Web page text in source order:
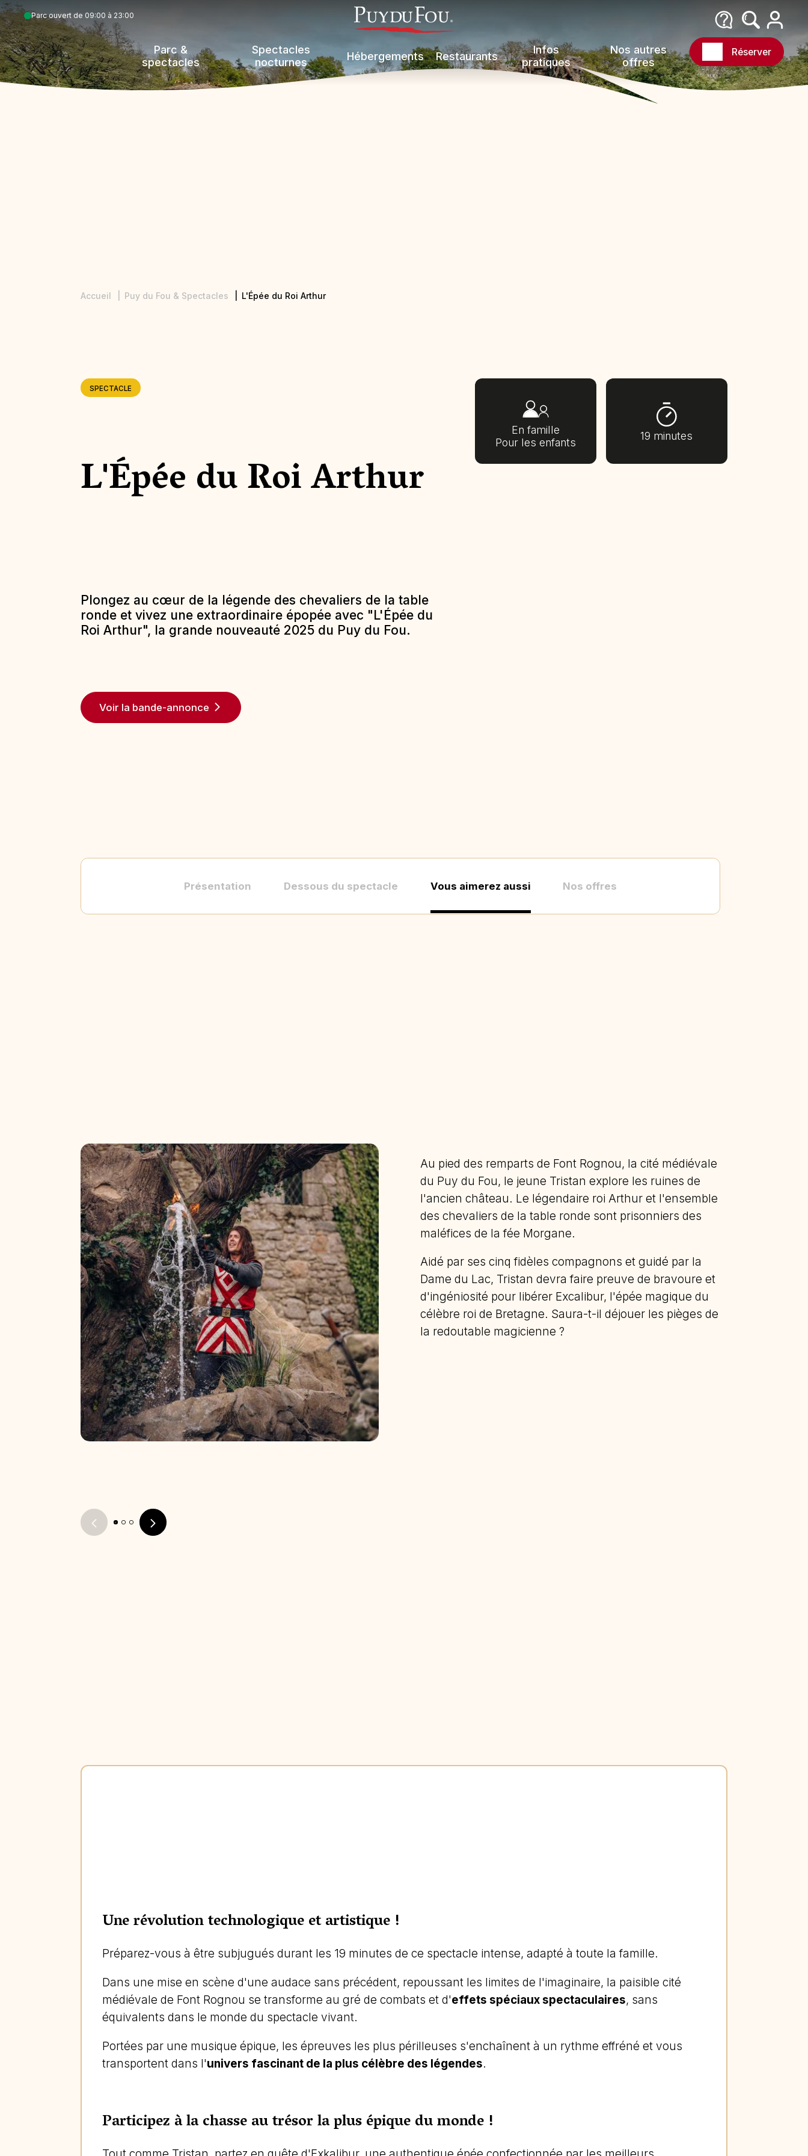
Aller
au
contenu
principal
Parc &
spectacles
Spectacles
nocturnes
Hébergements Restaurants
Infos
pratiques
Nos autres
offres
Parc ouvert de 09:00 à 23:00
Réserver
Accueil Puy du Fou & Spectacles L'Épée du Roi Arthur
SPECTACLE
L'Épée du Roi Arthur
Plongez au cœur de la légende des chevaliers de la table
ronde et vivez une extraordinaire épopée avec "L'Épée du
Roi Arthur", la grande nouveauté 2025 du Puy du Fou.
Voir la bande-annonce
En famille
Pour les enfants
19 minutes
Présentation Dessous du spectacle Vous aimerez aussi Nos offres
Au pied des remparts de Font Rognou, la cité médiévale
du Puy du Fou, le jeune Tristan explore les ruines de
l'ancien château. Le légendaire roi Arthur et l'ensemble
des chevaliers de la table ronde sont prisonniers des
maléfices de la fée Morgane.
Aidé par ses cinq fidèles compagnons et guidé par la
Dame du Lac, Tristan devra faire preuve de bravoure et
d'ingéniosité pour libérer Excalibur, l'épée magique du
célèbre roi de Bretagne. Saura-t-il déjouer les pièges de
la redoutable magicienne ?
Une révolution technologique et artistique !
Préparez-vous à être subjugués durant les 19 minutes de ce spectacle intense, adapté à toute la famille.
Dans une mise en scène d'une audace sans précédent, repoussant les limites de l'imaginaire, la paisible cité
médiévale de Font Rognou se transforme au gré de combats et d'effets spéciaux spectaculaires, sans
équivalents dans le monde du spectacle vivant.
Portées par une musique épique, les épreuves les plus périlleuses s'enchaînent à un rythme effréné et vous
transportent dans l'univers fascinant de la plus célèbre des légendes.
Participez à la chasse au trésor la plus épique du monde !